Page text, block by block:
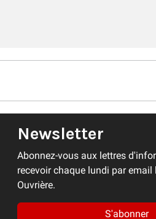
Newsletter
Abonnez-vous aux lettres
recevoir chaque lundi par
Ouvrière.
S'abonner